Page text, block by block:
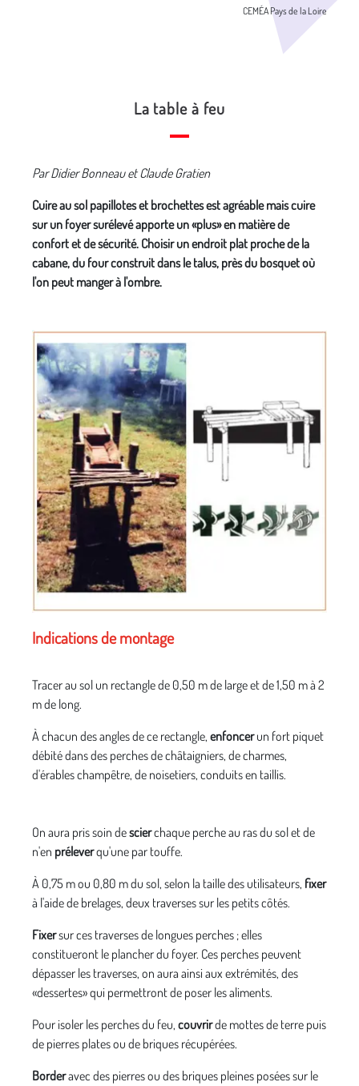
CEMÉA Pays de la Loire
La table à feu
Par Didier Bonneau et Claude Gratien
Cuire au sol papillotes et brochettes est agréable mais cuire
sur un foyer surélevé apporte un «plus» en matière de
confort et de sécurité. Choisir un endroit plat proche de la
cabane, du four construit dans le talus, près du bosquet où
l'on peut manger à l'ombre.
Indications de montage
Tracer au sol un rectangle de 0,50 m de large et de 1,50 m à 2
m de long.
À chacun des angles de ce rectangle, enfoncerun fort piquet
débité dans des perches de châtaigniers, de charmes,
d'érables champêtre, de noisetiers, conduits en taillis.
On aura pris soin descierchaque perche au ras du sol et de
n'en préleverqu'une par touffe.
À 0,75 m ou 0,80 m du sol, selon la taille des utilisateurs, fixer
à l'aide de brelages, deux traverses sur les petits côtés.
Fixersur ces traverses de longues perches ; elles
constitueront le plancher du foyer. Ces perches peuvent
dépasser les traverses, on aura ainsi aux extrémités, des
«dessertes» qui permettront de poser les aliments.
Pour isoler les perches du feu, couvrirde mottes de terre puis
de pierres plates ou de briques récupérées.
Borderavec des pierres ou des briques pleines posées sur le